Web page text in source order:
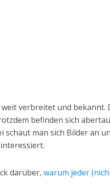
verbreitet und bekannt.
befinden sich
schaut man sich Bilder an
darüber,warum jeder